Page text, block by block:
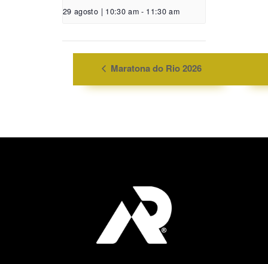
29 agosto | 10:30 am - 11:30 am
Maratona do Rio 2026